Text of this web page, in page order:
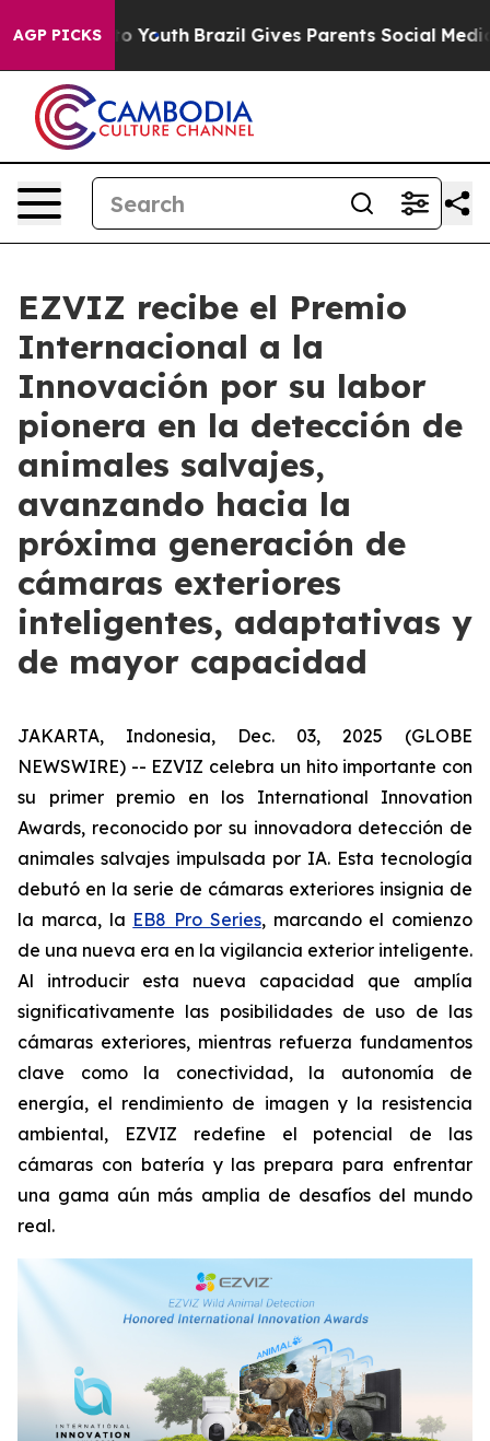
AGP PICKSto Youth Brazil Gives Parents Social Media
EZVIZ recibe el Premio
Internacional a la
Innovación por su labor
pionera en la detección de
animales salvajes,
avanzando hacia la
próxima generación de
cámaras exteriores
inteligentes, adaptativas y
de mayor capacidad
JAKARTA, Indonesia, Dec. 03, 2025 (GLOBE
NEWSWIRE) -- EZVIZ celebra un hito importante con
su primer premio en los International Innovation
Awards, reconocido por su innovadora detección de
animales salvajes impulsada por IA. Esta tecnología
debutó en la serie de cámaras exteriores insignia de
la marca, la EB8 Pro Series, marcando el comienzo
de una nueva era en la vigilancia exterior inteligente.
Al introducir esta nueva capacidad que amplía
significativamente las posibilidades de uso de las
cámaras exteriores, mientras refuerza fundamentos
clave como la conectividad, la autonomía de
energía, el rendimiento de imagen y la resistencia
ambiental, EZVIZ redefine el potencial de las
cámaras con batería y las prepara para enfrentar
una gama aún más amplia de desafíos del mundo
real.